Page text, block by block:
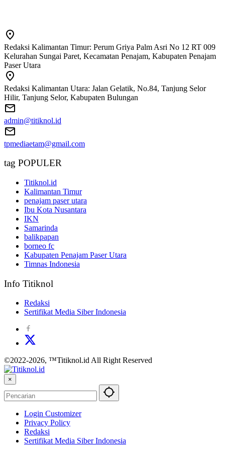
Redaksi Kalimantan Timur: Perum Griya Palm Asri No 12 RT 009
Kelurahan Sungai Paret, Kecamatan Penajam, Kabupaten Penajam
Paser Utara
Redaksi Kalimantan Utara: Jalan Gelatik, No.84, Tanjung Selor
Hilir, Tanjung Selor, Kabupaten Bulungan
admin@titiknol.id
tpmediaetam@gmail.com
tag POPULER
Titiknol.id
Kalimantan Timur
penajam paser utara
Ibu Kota Nusantara
IKN
Samarinda
balikpapan
borneo fc
Kabupaten Penajam Paser Utara
Timnas Indonesia
Info Titiknol
Redaksi
Sertifikat Media Siber Indonesia
©2022-2026, ™Titiknol.id All Right Reserved
×
Login Customizer
Privacy Policy
Redaksi
Sertifikat Media Siber Indonesia